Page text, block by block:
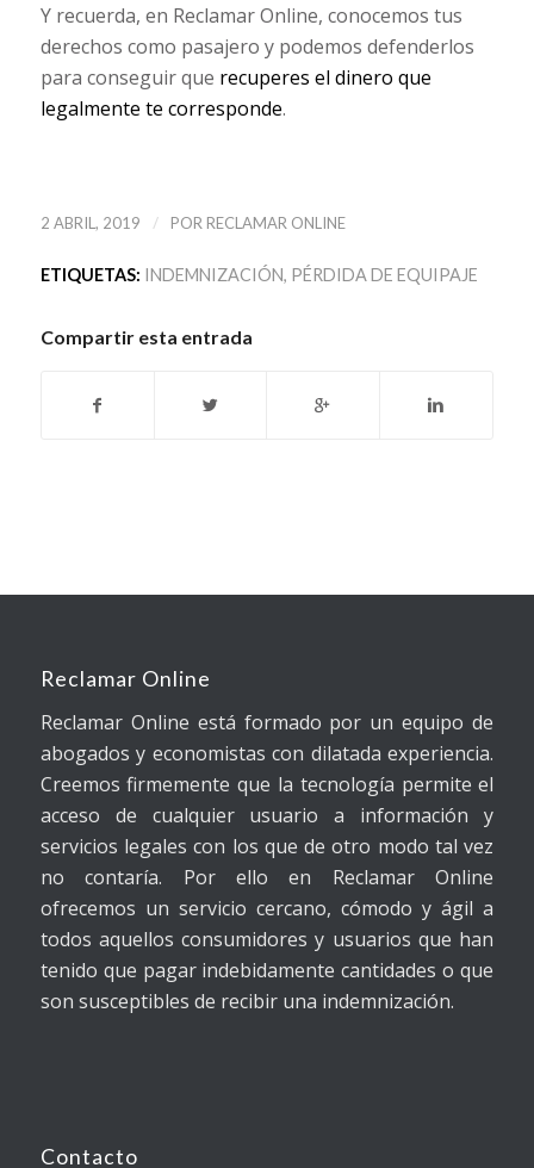
Y recuerda, en Reclamar Online, conocemos tus
derechos como pasajero y podemos defenderlos
para conseguir que recuperes el dinero que
legalmente te corresponde.
2 ABRIL, 2019 / POR RECLAMAR ONLINE
ETIQUETAS: INDEMNIZACIÓN, PÉRDIDA DE EQUIPAJE
Compartir esta entrada
Reclamar Online
Reclamar Online está formado por un equipo de
abogados y economistas con dilatada experiencia.
Creemos firmemente que la tecnología permite el
acceso de cualquier usuario a información y
servicios legales con los que de otro modo tal vez
no contaría. Por ello en Reclamar Online
ofrecemos un servicio cercano, cómodo y ágil a
todos aquellos consumidores y usuarios que han
tenido que pagar indebidamente cantidades o que
son susceptibles de recibir una indemnización.
Contacto